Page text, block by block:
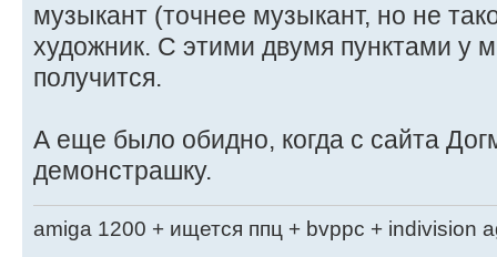
музыкант (точнее музыкант, но не
художник. С этими двумя пунктами у
получится.
А еще было обидно, когда с сайта
демонстрашку.
amiga 1200 + ищется ппц + bvppc + indivision